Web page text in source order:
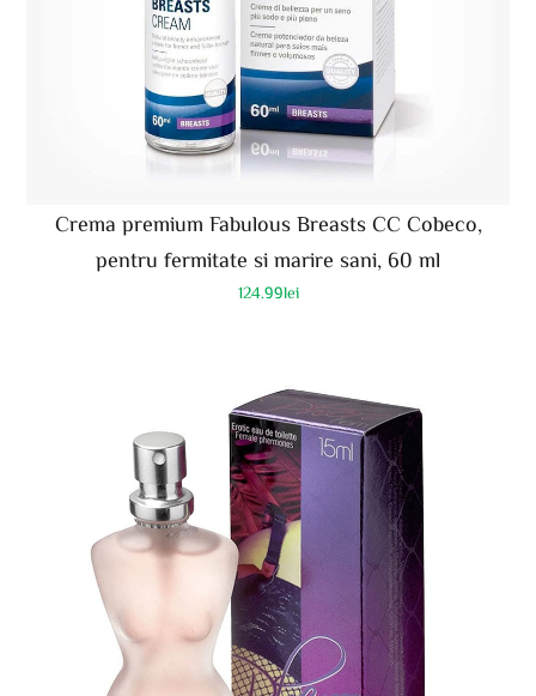
Crema premium Fabulous Breasts CC Cobeco,
pentru fermitate si marire sani, 60 ml
124.99lei